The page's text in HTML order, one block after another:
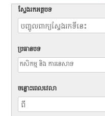
ស្វែងរកអត្ថបទ
ប្រធានបទ
ចន្លោះពេលវេលា